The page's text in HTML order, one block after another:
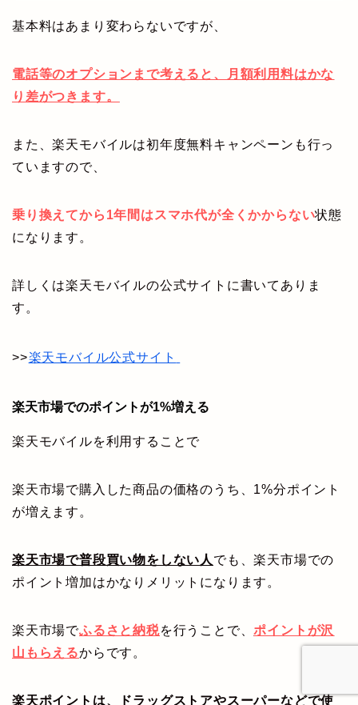
基本料はあまり変わらないですが、
電話等のオプションまで考えると、月額利用料はかな
り差がつきます。
また、楽天モバイルは初年度無料キャンペーンも行っ
ていますので、
乗り換えてから1年間はスマホ代が全くかからない状態
になります。
詳しくは楽天モバイルの公式サイトに書いてありま
す。
>>楽天モバイル公式サイト
楽天市場でのポイントが1%増える
楽天モバイルを利用することで
楽天市場で購入した商品の価格のうち、1%分ポイント
が増えます。
楽天市場で普段買い物をしない人 でも、楽天市場での
ポイント増加はかなりメリットになります。
楽天市場でふるさと納税を行うことで、ポイントが沢
山もらえるからです。
楽天ポイントは、ドラッグストアやスーパーなどで使